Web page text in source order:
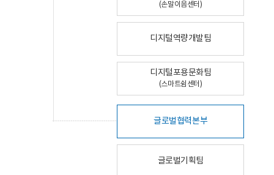
(손말이음센터)
디지털역량개발팀
디지털포용문화팀
(스마트쉼센터)
글로벌협력본부
글로벌기획팀